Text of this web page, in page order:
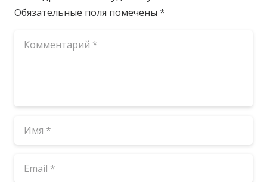
Обязательные поля помечены *